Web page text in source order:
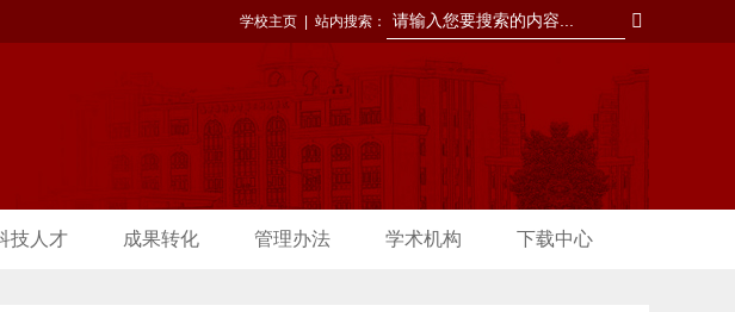
学校主页 站内搜索：
技人才 成果转化 管理办法 学术机构 下载中心